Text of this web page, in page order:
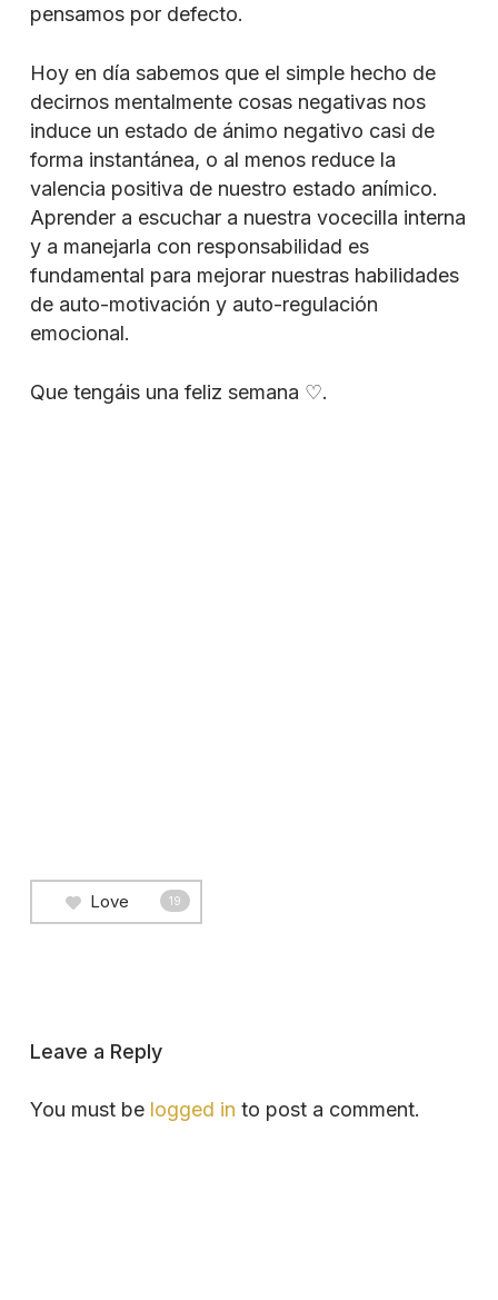
pensamos por defecto.
Hoy en día sabemos que el simple hecho de
decirnos mentalmente cosas negativas nos
induce un estado de ánimo negativo casi de
forma instantánea, o al menos reduce la
valencia positiva de nuestro estado anímico.
Aprender a escuchar a nuestra vocecilla interna
y a manejarla con responsabilidad es
fundamental para mejorar nuestras habilidades
de auto-motivación y auto-regulación
emocional.
Que tengáis una feliz semana ♡.
Love 19
Leave a Reply
You must be logged in to post a comment.